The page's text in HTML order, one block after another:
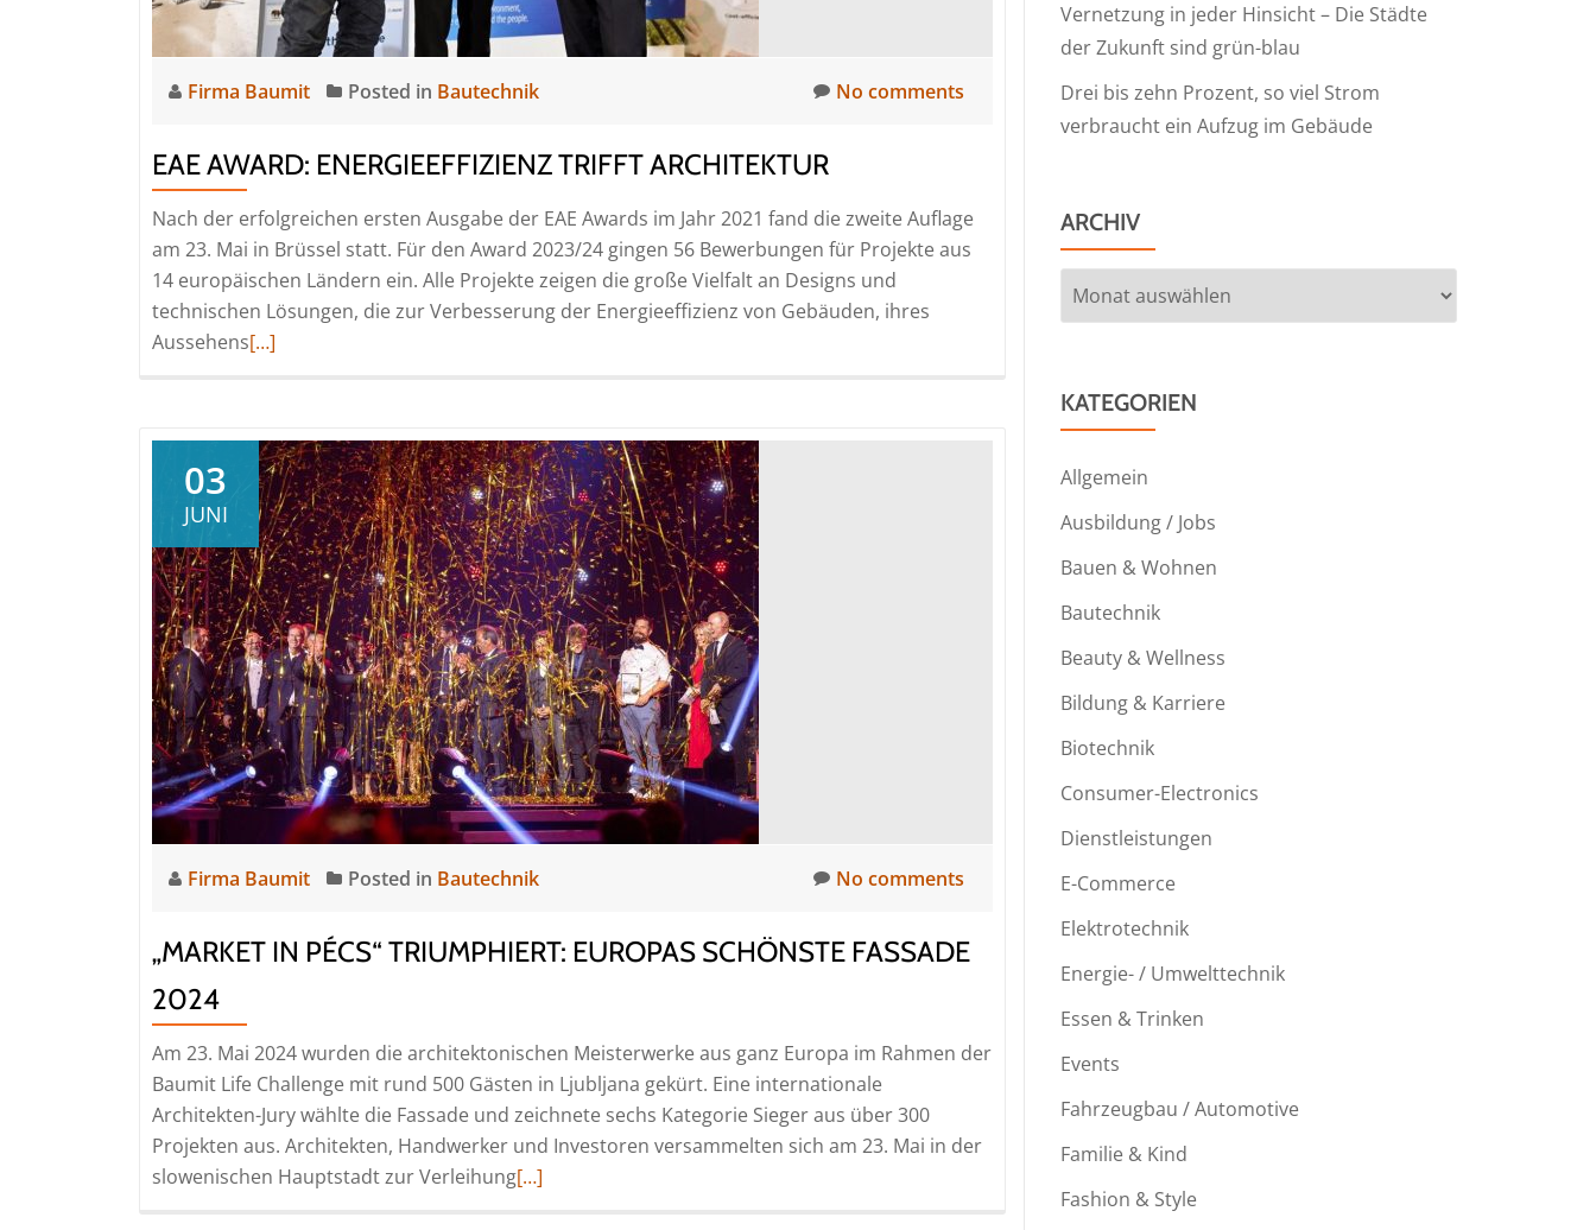
Firma Baumit Posted in Bautechnik No comments
EAE AWARD: ENERGIEEFFIZIENZ TRIFFT ARCHITEKTUR
Nach der erfolgreichen ersten Ausgabe der EAE Awards im Jahr 2021 fand die zweite Auflage
am 23. Mai in Brüssel statt. Für den Award 2023/24 gingen 56 Bewerbungen für Projekte aus
14 europäischen Ländern ein. Alle Projekte zeigen die große Vielfalt an Designs und
technischen Lösungen, die zur Verbesserung der Energieeffizienz von Gebäuden, ihres
AussehensRead
Award:
Energieeffizienz
trifft
Architektur
[…]
03
JUNI
Firma Baumit Posted in Bautechnik No comments
„MARKET IN PÉCS“ TRIUMPHIERT: EUROPAS SCHÖNSTE FASSADE
2024
Am 23. Mai 2024 wurden die architektonischen Meisterwerke aus ganz Europa im Rahmen der
Baumit Life Challenge mit rund 500 Gästen in Ljubljana gekürt. Eine internationale
Architekten-Jury wählte die Fassade und zeichnete sechs Kategorie Sieger aus über 300
Projekten aus. Architekten, Handwerker und Investoren versammelten sich am 23. Mai in der
slowenischen Hauptstadt zur VerleihungRead
[…]
Vernetzung in jeder Hinsicht – Die Städte
der Zukunft sind grün-blau
Drei bis zehn Prozent, so viel Strom
verbraucht ein Aufzug im Gebäude
ARCHIV
Archiv
KATEGORIEN
Allgemein
Ausbildung / Jobs
Bauen & Wohnen
Bautechnik
Beauty & Wellness
Bildung & Karriere
Biotechnik
Consumer-Electronics
Dienstleistungen
E-Commerce
Elektrotechnik
Energie- / Umwelttechnik
Essen & Trinken
Events
Fahrzeugbau / Automotive
Familie & Kind
Fashion & Style